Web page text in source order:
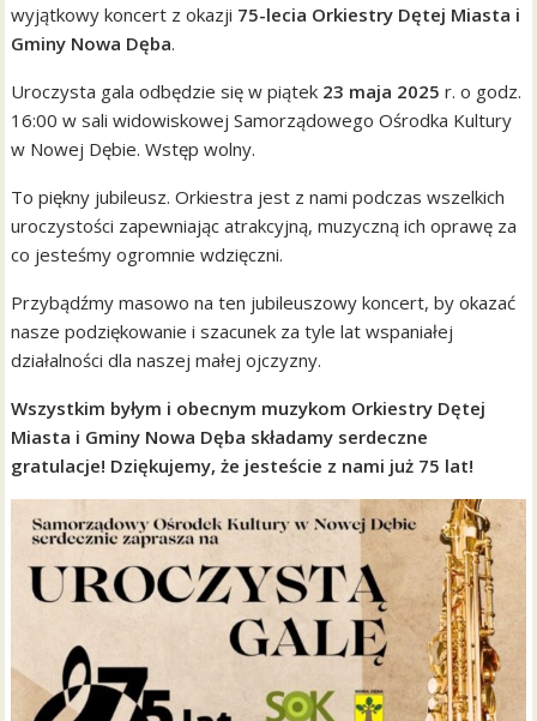
wyjątkowy koncert z okazji 75-lecia Orkiestry Dętej Miasta i
Gminy Nowa Dęba.
Uroczysta gala odbędzie się w piątek 23 maja 2025 r. o godz.
16:00 w sali widowiskowej Samorządowego Ośrodka Kultury
w Nowej Dębie. Wstęp wolny.
To piękny jubileusz. Orkiestra jest z nami podczas wszelkich
uroczystości zapewniając atrakcyjną, muzyczną ich oprawę za
co jesteśmy ogromnie wdzięczni.
Przybądźmy masowo na ten jubileuszowy koncert, by okazać
nasze podziękowanie i szacunek za tyle lat wspaniałej
działalności dla naszej małej ojczyzny.
Wszystkim byłym i obecnym muzykom Orkiestry Dętej
Miasta i Gminy Nowa Dęba składamy serdeczne
gratulacje! Dziękujemy, że jesteście z nami już 75 lat!